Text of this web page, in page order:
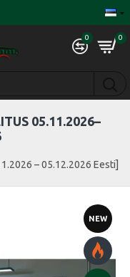
0 0
– 05.12.2026 Eesti]
05.11.2026–
NEW